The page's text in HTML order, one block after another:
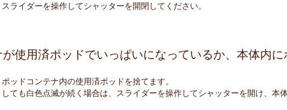
ライダーを操作してシャッターを開閉してください。
使用済ポッドでいっぱいになっているか、本体内に
ッドコンテナ内の使用済ポッドを捨てます。
ても白色点滅が続く場合は、スライダーを操作してシャッターを開け、本